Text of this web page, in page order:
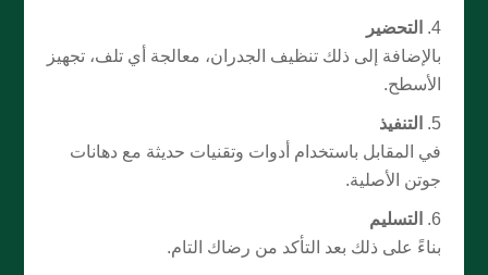
التحضير
بالإضافة إلى ذلك تنظيف الجدران، معالجة أي تلف، تجهيز
الأسطح.
التنفيذ
في المقابل باستخدام أدوات وتقنيات حديثة مع دهانات
جوتن الأصلية.
التسليم
بناءً على ذلك بعد التأكد من رضاك التام.